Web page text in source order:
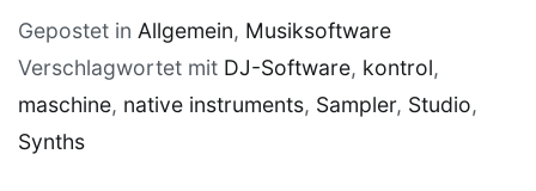
Gepostet in Allgemein, Musiksoftware
Verschlagwortet mit DJ-Software, kontrol,
maschine, native instruments, Sampler, Studio,
Synths